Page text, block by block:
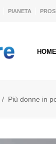
PIANETA
HOME
/ Più donne in